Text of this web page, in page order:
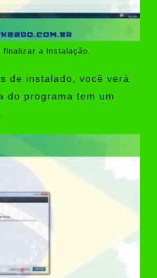
a instalação.
de instalado, você verá
do programa tem um